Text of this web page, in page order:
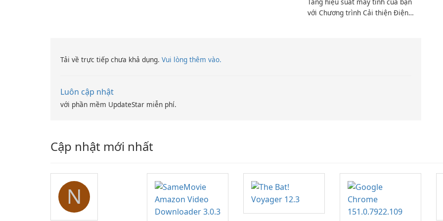
với Chương trình Cải thiện Điện
Tải về trực tiếp chưa khả dụng. Vui lòng thêm vào.
Luôn cập nhật
với phần mềm UpdateStar miễn phí.
Cập nhật mới nhất
N